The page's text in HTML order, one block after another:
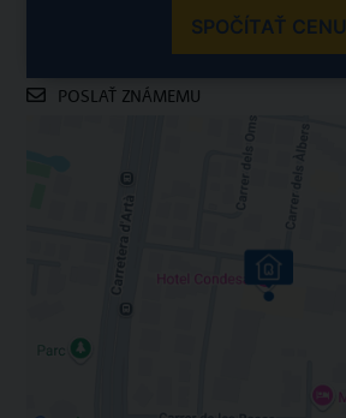
SPOČÍTAŤ CENU
POSLAŤ ZNÁMEMU